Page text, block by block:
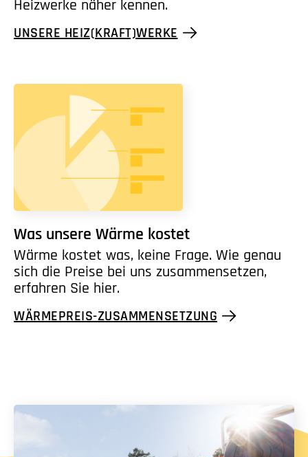
Heizwerke näher kennen.
UNSERE HEIZ(KRAFT)WERKE
Was unsere Wärme kostet
Wärme kostet was, keine Frage. Wie genau
sich die Preise bei uns zusammensetzen,
erfahren Sie hier.
WÄRMEPREIS-ZUSAMMENSETZUNG